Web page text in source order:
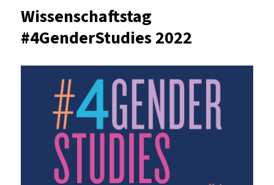
Wissenschaftstag
#4GenderStudies 2022